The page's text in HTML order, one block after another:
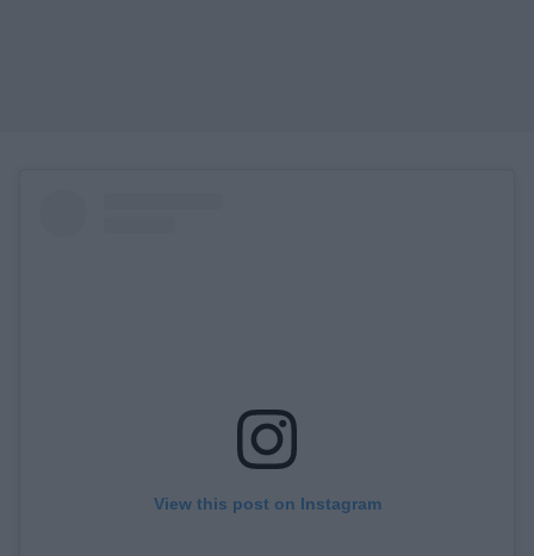
View this post on Instagram